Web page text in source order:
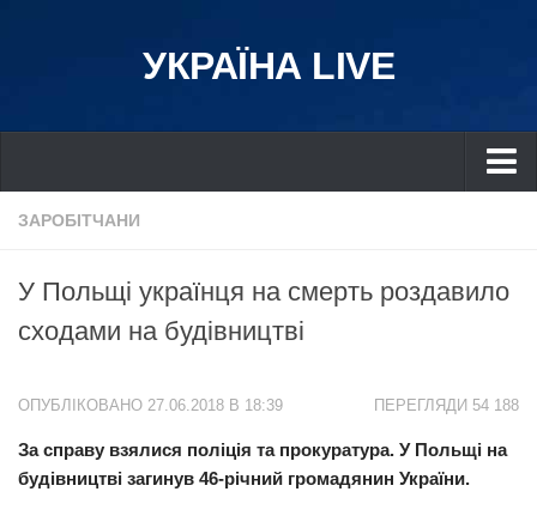
УКРАЇНА LIVE
Україна
Дніпро
Львів
Харків
Донбас
Одеса
ЗАРОБІТЧАНИ
У Польщі українця на смерть роздавило
сходами на будівництві
ПЕРЕГЛЯДИ 54 188
ОПУБЛІКОВАНО 27.06.2018 В 18:39
За справу взялися поліція та прокуратура. У Польщі на
будівництві загинув 46-річний громадянин України.